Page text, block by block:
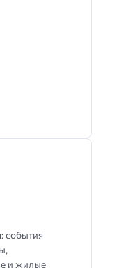
: события
и жилые